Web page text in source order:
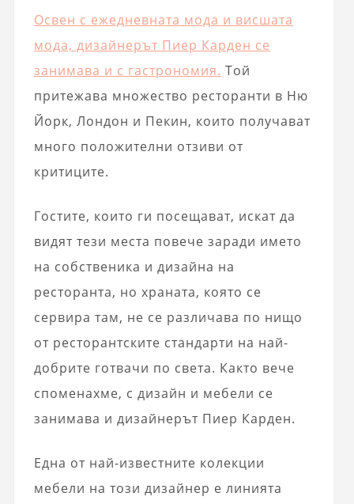
Освен с ежедневната мода и висшата
мода, дизайнерът Пиер Карден се
занимава и с гастрономия. Той
притежава множество ресторанти в Ню
Йорк, Лондон и Пекин, които получават
много положителни отзиви от
критиците.
Гостите, които ги посещават, искат да
видят тези места повече заради името
на собственика и дизайна на
ресторанта, но храната, която се
сервира там, не се различава по нищо
от ресторантските стандарти на най-
добрите готвачи по света. Както вече
споменахме, с дизайн и мебели се
занимава и дизайнерът Пиер Карден.
Една от най-известните колекции
мебели на този дизайнер е линията